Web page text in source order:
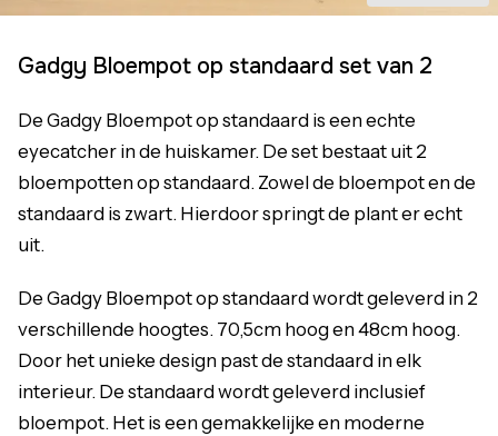
Gadgy Bloempot op standaard set van 2
De Gadgy Bloempot op standaard is een echte
eyecatcher in de huiskamer. De set bestaat uit 2
bloempotten op standaard. Zowel de bloempot en de
standaard is zwart. Hierdoor springt de plant er echt
uit.
De Gadgy Bloempot op standaard wordt geleverd in 2
verschillende hoogtes. 70,5cm hoog en 48cm hoog.
Door het unieke design past de standaard in elk
interieur. De standaard wordt geleverd inclusief
bloempot. Het is een gemakkelijke en moderne